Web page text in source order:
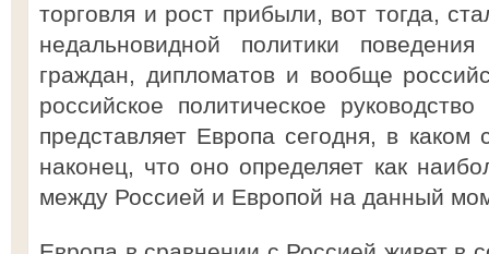
торговля и рост прибыли, вот тогда,
недальновидной политики
граждан, дипломатов и вообще
российское политическое
представляет Европа сегодня, в каком
наконец, что оно определяет как
между Россией и Европой на данный